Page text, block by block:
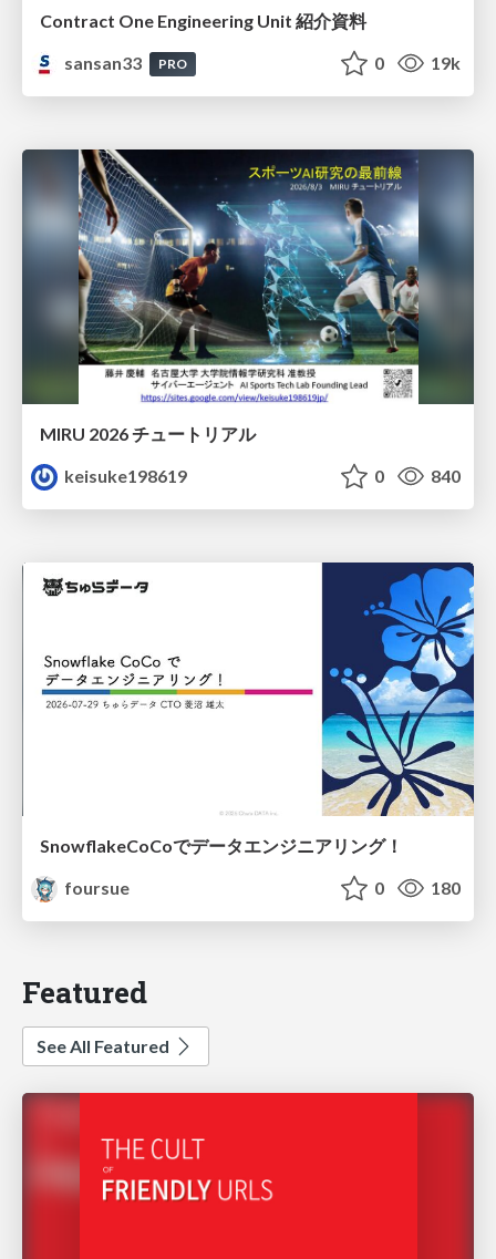
Contract One Engineering Unit 紹介資料
sansan33
PRO 0 19k
MIRU 2026 チュートリアル
keisuke198619
0 840
SnowflakeCoCoでデータエンジニアリング！
foursue
0 180
Featured
See All Featured